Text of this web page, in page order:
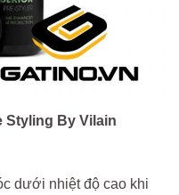
Styling By Vilain
dưới nhiệt độ cao khi